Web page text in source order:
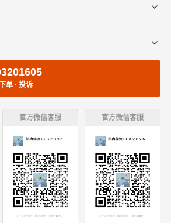
单 · 投诉
官方微信客服 官方微信客服